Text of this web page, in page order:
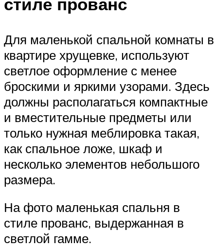
Для маленькой спальной комнаты в
квартире хрущевке, используют
светлое оформление с менее
броскими и яркими узорами. Здесь
должны располагаться компактные
и вместительные предметы или
только нужная меблировка такая,
как спальное ложе, шкаф и
несколько элементов небольшого
размера.
На фото маленькая спальня в
стиле прованс, выдержанная в
светлой гамме.